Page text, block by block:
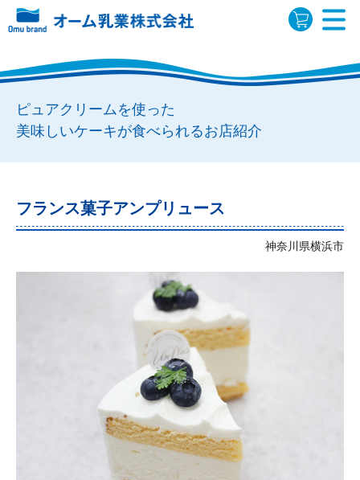
ピュアクリームを使った
美味しいケーキが食べられるお店紹介
フランス菓子アンプリュース
神奈川県横浜市